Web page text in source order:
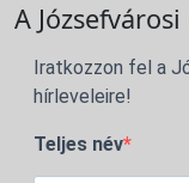
A
Iratkozzon fel a
hírleveleire!
Teljes név